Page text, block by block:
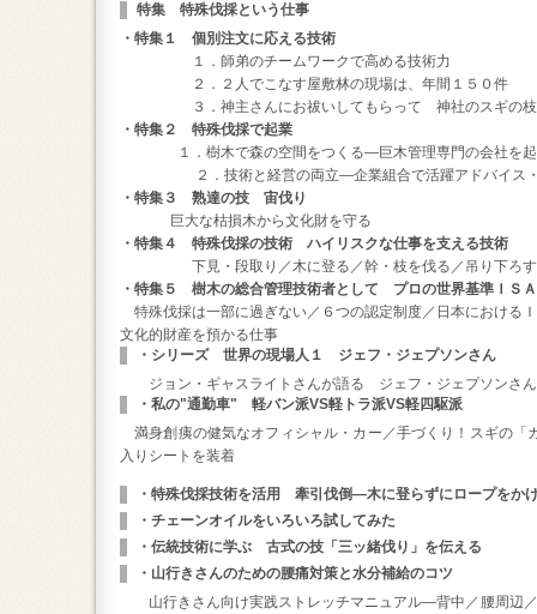
特集 特殊伐採という仕事
・特集１ 個別注文に応える技術
１．師弟のチームワークで高める技術力
２．２人でこなす屋敷林の現場は、年間１５０件
３．神主さんにお祓いしてもらって 神社のスギの枝
・特集２ 特殊伐採で起業
１．樹木で森の空間をつくる―巨木管理専門の会社を
２．技術と経営の両立―企業組合で活躍アドバイス・
・特集３ 熟達の技 宙伐り
巨大な枯損木から文化財を守る
・特集４ 特殊伐採の技術 ハイリスクな仕事を支える技術
下見・段取り／木に登る／幹・枝を伐る／吊り下ろす
・特集５ 樹木の総合管理技術者として プロの世界基準ＩＳ
特殊伐採は一部に過ぎない／６つの認定制度／日本におけ
文化的財産を預かる仕事
・シリーズ 世界の現場人１ ジェフ・ジェプソンさん
ジョン・ギャスライトさんが語る ジェフ・ジェプソンさ
・私の"通勤車" 軽バン派VS軽トラ派VS軽四駆派
満身創痍の健気なオフィシャル・カー／手づくり！スギの
入りシートを装着
・特殊伐採技術を活用 牽引伐倒―木に登らずにロープをか
・チェーンオイルをいろいろ試してみた
・伝統技術に学ぶ 古式の技「三ッ緒伐り」を伝える
・山行きさんのための腰痛対策と水分補給のコツ
山行きさん向け実践ストレッチマニュアル―背中／腰周辺